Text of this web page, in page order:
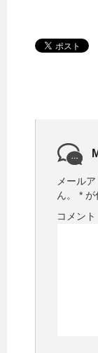
メール
ん。
* が
コメント